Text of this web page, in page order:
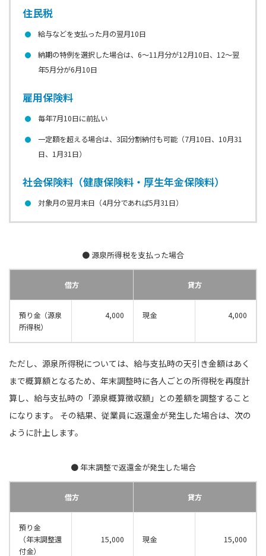
住民税
給与などを支払った月の翌月10日
納期の特例を選択した場合は、6〜11月分が12月10日、12〜翌
年5月分が6月10日
雇用保険料
毎年7月10日に前払い
一定額を超える場合は、3回分割納付も可能（7月10日、10月31
日、1月31日）
社会保険料（健康保険料・厚生年金保険料）
対象月の翌月末日（4月分であれば5月31日）
● 源泉所得税を支払った場合
借方 貸方
預り金（源泉
所得税）
4,000 現金 4,000
ただし、源泉所得税については、給与支払時の天引き金額はあく
まで概算額となるため、年末調整時に各人ごとの所得税を再度計
算し、給与支払時の「源泉概算徴収額」との差額を調整すること
になります。 その結果、従業員に返還金が発生した場合は、次の
ように計上します。
● 年末調整で返還金が発生した場合
借方 貸方
預り金
（年末調整還
付金）
15,000 現金 15,000